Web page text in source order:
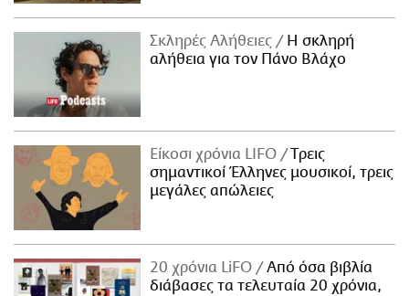
Σκληρές Αλήθειες
H σκληρή
αλήθεια για τον Πάνο Βλάχο
Είκοσι χρόνια LIFO
Tρεις
σημαντικοί Έλληνες μουσικοί, τρεις
μεγάλες απώλειες
20 χρόνια LiFO
Από όσα βιβλία
διάβασες τα τελευταία 20 χρόνια,